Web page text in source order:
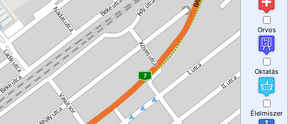
Orvos
Oktatás
Élelmiszer